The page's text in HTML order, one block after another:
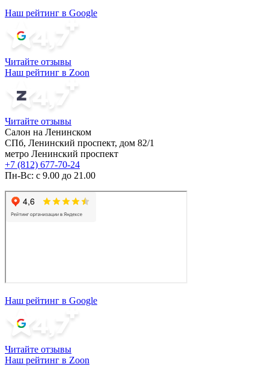
Наш рейтинг в Google
Читайте отзывы
Наш рейтинг в Zoon
Читайте отзывы
Салон на Ленинском
СПб, Ленинский проспект, дом 82/1
метро Ленинский проспект
+7 (812) 677-70-24
Пн-Вс: с 9.00 до 21.00
Наш рейтинг в Google
Читайте отзывы
Наш рейтинг в Zoon